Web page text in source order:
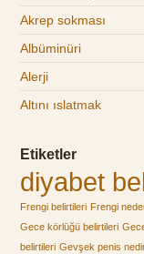
Akrep sokması
Albüminüri
Alerji
Altını ıslatmak
Etiketler
diyabet
Frengi belirtileri Frengi
Gece körlüğü belirtileri
belirtileri Gevşek penis